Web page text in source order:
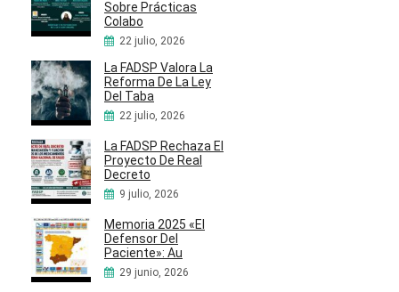
Sobre Prácticas
Colabo
22 julio, 2026
La FADSP Valora La
Reforma De La Ley
Del Taba
22 julio, 2026
La FADSP Rechaza El
Proyecto De Real
Decreto
9 julio, 2026
Memoria 2025 «El
Defensor Del
Paciente»: Au
29 junio, 2026